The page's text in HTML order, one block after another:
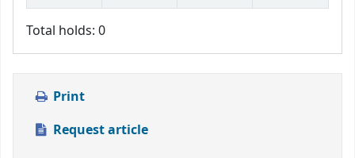
Total holds: 0
Print
Request article